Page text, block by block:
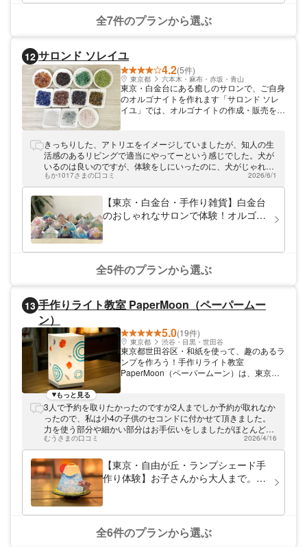
全7件のプランから選ぶ
12 サロンド ソレイユ
4.2(5件)
東京都 六本木・麻布・赤坂・青山
東京・白金台にある癒しのサロンで、ご自身
のオルゴナイトを作れます「サロンド ソレ
イユ」では、オルゴナイトの作成・販売をし
目も可愛らしく、インテリアにもぴったり。
そんなオルゴナイトを使ったアクセサリー作
りやカラフルな色合いが魅力のカラーサンド
アート作りのワークショップも開催。ぜひお
気軽にお越しください。
きっちりした、アトリエをイメージしていましたが、知人の生
活感のあるリビングで適当にやってーという感じでした。犬が
いるのは良いのですが、体験をしにいったのに、犬がじゃれて
きて、そちらが邪魔です。8500円だしていくものではないなぁ
と言う感じでがっかりしました。子供がいる手前怒るわけにも
いかず。例えば、素材の説明やら、使う石の意味など、何かし
らの説明を聞いて、石の組み合わせや、色の組み合わせの意味
やら、教えてほしくて行っているのに、天然石の説明はこれで
す、読んで。この形に適当に入れてね、のような、、、何とも
言えないものでした。
もか1017さまの口コミ 2026/6/1
【東京・白金台・手作り雑貨】白金台
のおしゃれなサロンで体験！オルゴナ
全5件のプランから選ぶ
13 手作りライト教室 PaperMoon（ペーパームー
ン）
5.0(19件)
東京都 渋谷・目黒・世田谷
東京都世田谷区・和紙を使って、趣のあるラ
ンプを作ろう！手作りライト教室
PaperMoon（ペーパームーン）は、東京都
って落ち着いた雰囲気が魅力的。針金のハン
ダ付けもできて、本格的なランプ作りが体験
できます。ランプ作りが初めてという方も講
師がサポートしますので、お気軽に遊びに来
てくださいね。
もっと見る
3人で予約を取りたかったのですが2人までしか予約が取れなか
ったので、私は小4の子供のセコンドに付かせて頂きました。
力を使う部分や細かい部分はお手伝いをしましたがほとんど子
供1人で出来ました！ とても素敵なランプになって毎日子供は
寝る時に付けて寝ています♪ すごく良く出来た!!と未だに自画
自賛しています(〃ω〃) 貴重な体験をさせて頂きました。 あり
がとうございました！
むうさまの口コミ 2026/4/16
【東京・自由が丘・ランプシェード手
作り体験】お子さんから大人まで。み
帰れます！プレゼントにも最適。
全6件のプランから選ぶ